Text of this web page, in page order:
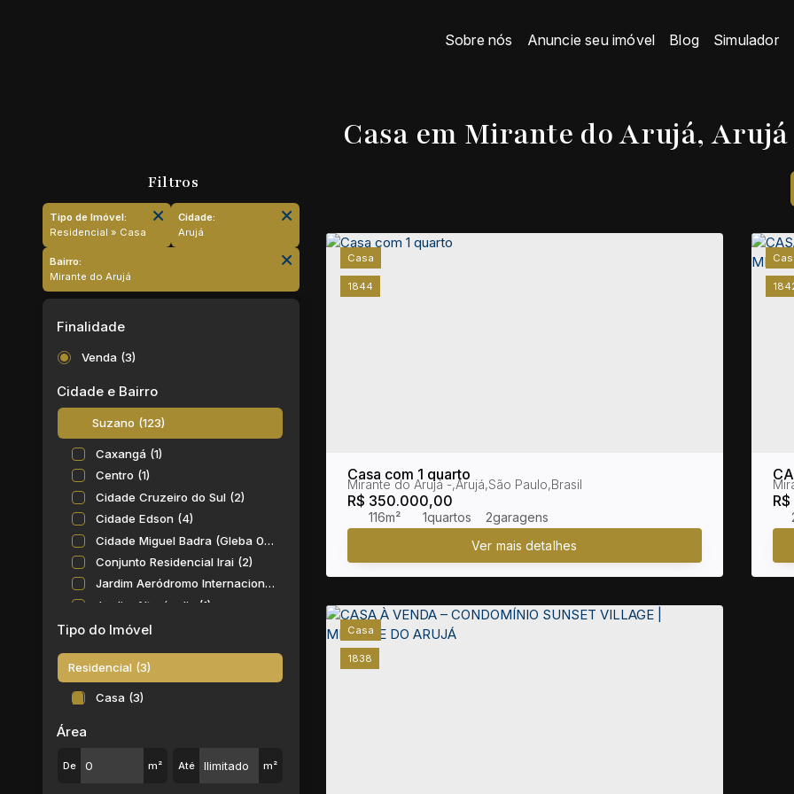
Simulador
Blog
Anuncie seu imóvel
Sobre nós
Casa em Mirante do Arujá, Arujá
Tipo de Imóvel:
Residencial » Casa
Cidade:
Arujá
Bairro:
Mirante do Arujá
Finalidade
Venda (3)
Cidade e Bairro
Suzano (123)
Caxangá (1)
Centro (1)
Cidade Cruzeiro do Sul (2)
Cidade Edson (4)
Cidade Miguel Badra (Gleba 02) (1)
Conjunto Residencial Irai (2)
Jardim Aeródromo Internacional (1)
Jardim Alterópolis (1)
Jardim Ana Rosa (Palmeiras) (1)
Jardim Casa Branca (8)
Jardim das Flores (9)
Tipo do Imóvel
Residencial (3)
Casa (3)
Área
De m² Até m²
1844
Casa
Casa com 1 quarto
R$ 350.000,00
Mirante do Arujá ,Arujá,São Paulo,Brasil
1
116m² 2
R$
1838
Casa